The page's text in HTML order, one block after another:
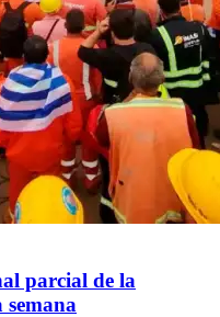
parcial de la